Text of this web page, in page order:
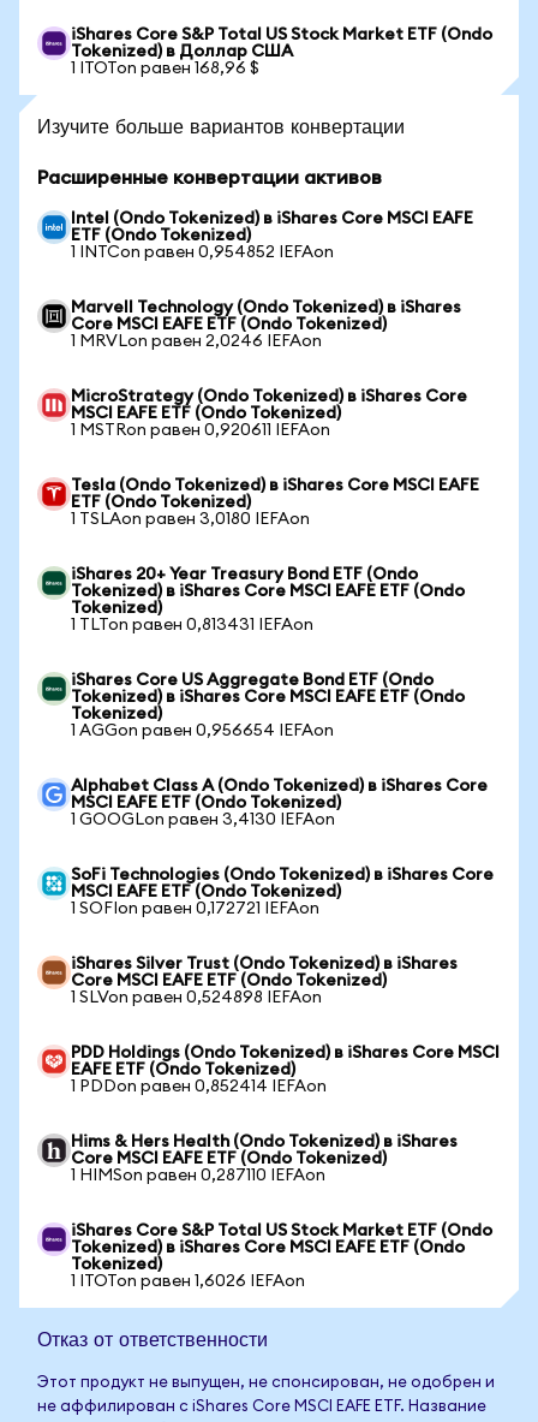
iShares Core S&P Total US Stock Market ETF (Ondo
Tokenized) в Доллар США
1 ITOTon равен 168,96 $
Изучите больше вариантов конвертации
Расширенные конвертации активов
Intel (Ondo Tokenized) в iShares Core MSCI EAFE
ETF (Ondo Tokenized)
1 INTCon равен 0,954852 IEFAon
Marvell Technology (Ondo Tokenized) в iShares
Core MSCI EAFE ETF (Ondo Tokenized)
1 MRVLon равен 2,0246 IEFAon
MicroStrategy (Ondo Tokenized) в iShares Core
MSCI EAFE ETF (Ondo Tokenized)
1 MSTRon равен 0,920611 IEFAon
Tesla (Ondo Tokenized) в iShares Core MSCI EAFE
ETF (Ondo Tokenized)
1 TSLAon равен 3,0180 IEFAon
iShares 20+ Year Treasury Bond ETF (Ondo
Tokenized) в iShares Core MSCI EAFE ETF (Ondo
Tokenized)
1 TLTon равен 0,813431 IEFAon
iShares Core US Aggregate Bond ETF (Ondo
Tokenized) в iShares Core MSCI EAFE ETF (Ondo
Tokenized)
1 AGGon равен 0,956654 IEFAon
Alphabet Class A (Ondo Tokenized) в iShares Core
MSCI EAFE ETF (Ondo Tokenized)
1 GOOGLon равен 3,4130 IEFAon
SoFi Technologies (Ondo Tokenized) в iShares Core
MSCI EAFE ETF (Ondo Tokenized)
1 SOFIon равен 0,172721 IEFAon
iShares Silver Trust (Ondo Tokenized) в iShares
Core MSCI EAFE ETF (Ondo Tokenized)
1 SLVon равен 0,524898 IEFAon
PDD Holdings (Ondo Tokenized) в iShares Core MSCI
EAFE ETF (Ondo Tokenized)
1 PDDon равен 0,852414 IEFAon
Hims & Hers Health (Ondo Tokenized) в iShares
Core MSCI EAFE ETF (Ondo Tokenized)
1 HIMSon равен 0,287110 IEFAon
iShares Core S&P Total US Stock Market ETF (Ondo
Tokenized) в iShares Core MSCI EAFE ETF (Ondo
Tokenized)
1 ITOTon равен 1,6026 IEFAon
Отказ от ответственности
Этот продукт не выпущен, не спонсирован, не одобрен и
не аффилирован с iShares Core MSCI EAFE ETF. Название